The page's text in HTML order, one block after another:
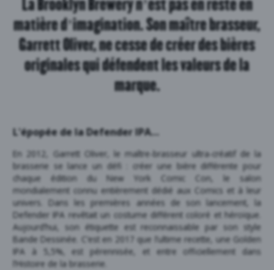
La Brooklyn Brewery n’est pas en reste en
matière d’imagination. Son maître brasseur,
Garrett Oliver, ne cesse de créer des bières
originales qui défendent les valeurs de la
marque.
L'épopée de la Defender IPA…
En 2012, Garrett Oliver, le maître-brasseur ultra-créatif de la
brasserie se lance un défi : créer une bière différente pour
chaque édition du New York Comic Con, le salon
mondialement connu entièrement dédié aux Comics et à leur
univers. Dans les premières années de son lancement, la
Defender IPA revêtait un costume différent coloré et héroïque.
Aujourd’hui, son étiquette est reconnaissable par son style
Bande Dessinée. C’est en 2017 que l’ultime recette, une Golden
IPA à 5,5%, est pérennisée, et entre officiellement dans
l’Histoire de la brasserie.